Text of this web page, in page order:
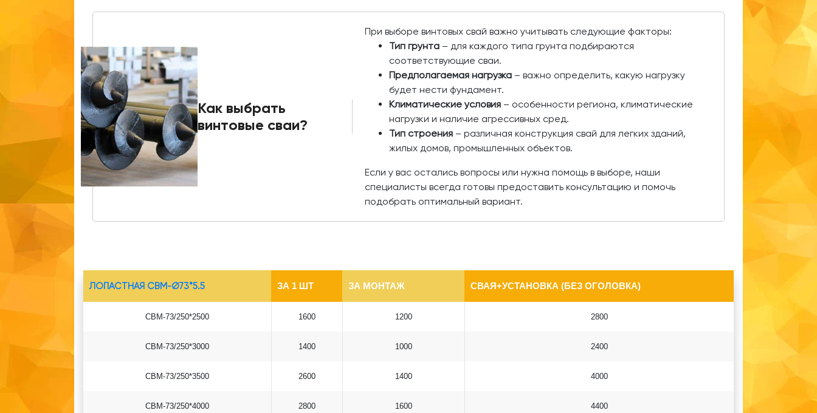
Как выбрать
винтовые сваи?
При выборе винтовых свай важно учитывать следующие факторы:
Тип грунта – для каждого типа грунта подбираются
соответствующие сваи.
Предполагаемая нагрузка – важно определить, какую нагрузку
будет нести фундамент.
Климатические условия – особенности региона, климатические
нагрузки и наличие агрессивных сред.
Тип строения – различная конструкция свай для легких зданий,
жилых домов, промышленных объектов.
Если у вас остались вопросы или нужна помощь в выборе, наши
специалисты всегда готовы предоставить консультацию и помочь
подобрать оптимальный вариант.
ЛОПАСТНАЯ СВМ-Ø73*5.5 ЗА 1 ШТ ЗА МОНТАЖ СВАЯ+УСТАНОВКА (БЕЗ ОГОЛОВКА)
СВМ-73/250*2500 1600 1200 2800
СВМ-73/250*3000 1400 1000 2400
СВМ-73/250*3500 2600 1400 4000
СВМ-73/250*4000 2800 1600 4400